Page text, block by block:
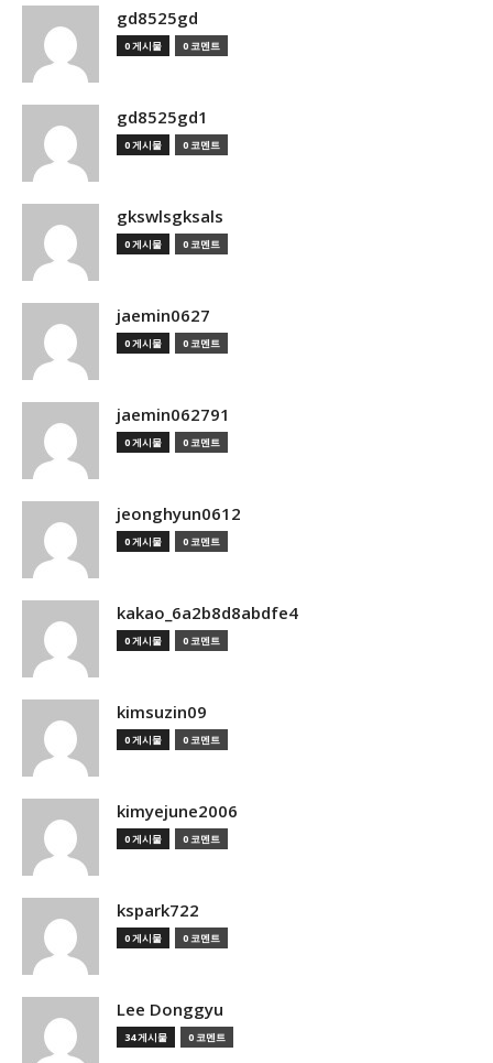
gd8525gd
0 게시물 0 코멘트
gd8525gd1
0 게시물 0 코멘트
gkswlsgksals
0 게시물 0 코멘트
jaemin0627
0 게시물 0 코멘트
jaemin062791
0 게시물 0 코멘트
jeonghyun0612
0 게시물 0 코멘트
kakao_6a2b8d8abdfe4
0 게시물 0 코멘트
kimsuzin09
0 게시물 0 코멘트
kimyejune2006
0 게시물 0 코멘트
kspark722
0 게시물 0 코멘트
Lee Donggyu
34 게시물 0 코멘트